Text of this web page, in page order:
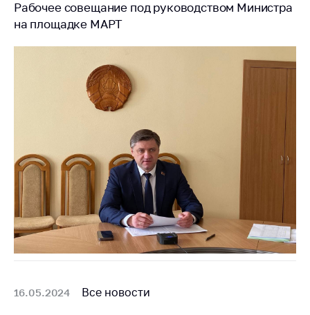
Награждения
универсальная
товарная биржа
Общественная
Идеологическая
работа
Официальные
геральдические
символы
5 лет МАРТ
Ценовая политика
Рабочее совещание под руководством Министра
на площадке МАРТ
16.05.2024 Все новости